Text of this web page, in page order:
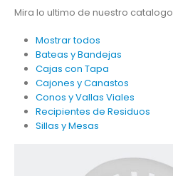
Mira lo ultimo de nuestro catalogo
Mostrar todos
Bateas y Bandejas
Cajas con Tapa
Cajones y Canastos
Conos y Vallas Viales
Recipientes de Residuos
Sillas y Mesas